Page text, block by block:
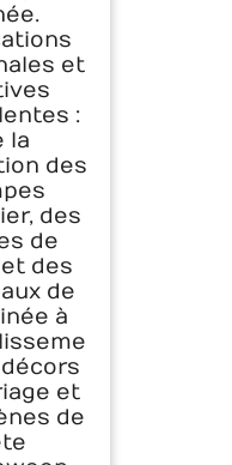
et
:
la
des
des
de
des
de
à
et
de